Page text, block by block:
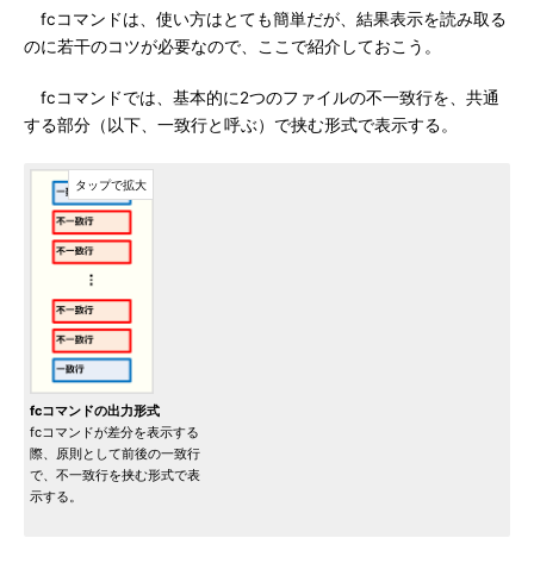
fcコマンドは、使い方はとても簡単だが、結果表示を読み取る
のに若干のコツが必要なので、ここで紹介しておこう。
fcコマンドでは、基本的に2つのファイルの不一致行を、共通
する部分（以下、一致行と呼ぶ）で挟む形式で表示する。
fcコマンドの出力形式
fcコマンドが差分を表示する
際、原則として前後の一致行
で、不一致行を挟む形式で表
示する。